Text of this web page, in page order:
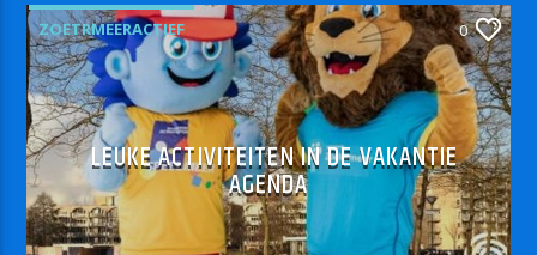
ZOETRMEERACTIEF 0
LEUKE ACTIVITEITEN IN DE VAKANTIE
AGENDA